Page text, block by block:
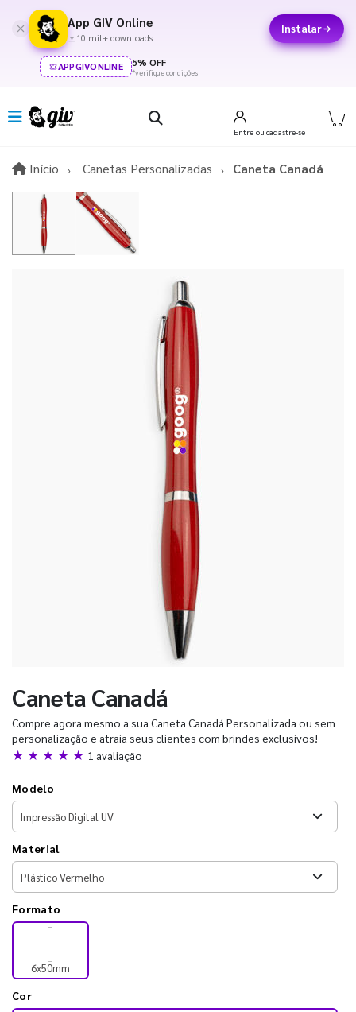
App GIV Online
10 mil+ downloads
Instalar
APPGIVONLINE 5% OFF
*verifique condições
Entre ou cadastre-se
Início InícioCanetas Personalizadas Caneta Canadá
Caneta Canadá
Compre agora mesmo a sua Caneta Canadá Personalizada ou sem
personalização e atraia seus clientes com brindes exclusivos!
★ ★ ★ ★ ★ 1 avaliação
Modelo
Material
Formato
6x50mm
Cor